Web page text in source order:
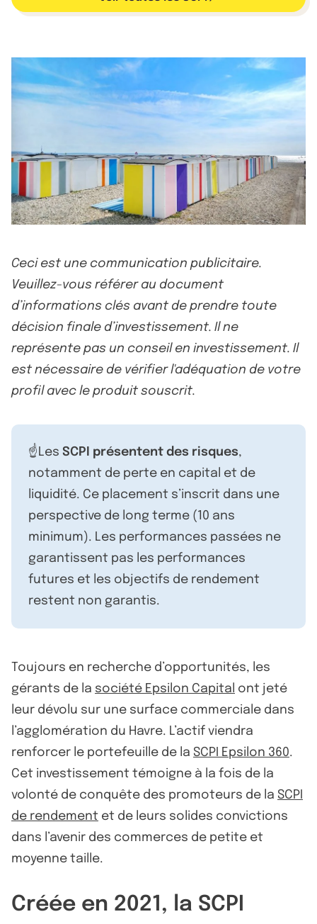
Ceci est une communication publicitaire.
Veuillez-vous référer au document
d’informations clés avant de prendre toute
décision finale d’investissement. Il ne
représente pas un conseil en investissement. Il
est nécessaire de vérifier l'adéquation de votre
profil avec le produit souscrit.
☝️Les SCPI présentent des risques,
notamment de perte en capital et de
liquidité. Ce placement s’inscrit dans une
perspective de long terme (10 ans
minimum). Les performances passées ne
garantissent pas les performances
futures et les objectifs de rendement
restent non garantis.
Toujours en recherche d’opportunités, les
gérants de la société Epsilon Capital ont jeté
leur dévolu sur une surface commerciale dans
l’agglomération du Havre. L’actif viendra
renforcer le portefeuille de la SCPI Epsilon 360.
Cet investissement témoigne à la fois de la
volonté de conquête des promoteurs de la SCPI
de rendement et de leurs solides convictions
dans l’avenir des commerces de petite et
moyenne taille.
Créée en 2021, la SCPI